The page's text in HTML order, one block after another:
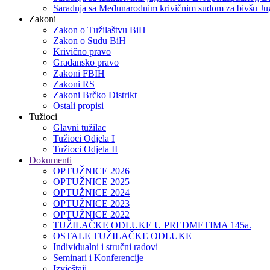
Saradnja sa Međunarodnim krivičnim sudom za bivšu
Zakoni
Zakon o Тužilaštvu BiH
Zakon o Sudu BiH
Krivično pravo
Građansko pravo
Zakoni FBIH
Zakoni RS
Zakoni Brčko Distrikt
Ostali propisi
Tužioci
Glavni tužilac
Tužioci Odjela I
Tužioci Odjela II
Dokumenti
OPTUŽNICE 2026
OPTUŽNICE 2025
OPTUŽNICE 2024
OPTUŽNICE 2023
OPTUŽNICE 2022
TUŽILAČKE ODLUKE U PREDMETIMA 145a.
OSTALE TUŽILAČKE ODLUKE
Individualni i stručni radovi
Seminari i Konferencije